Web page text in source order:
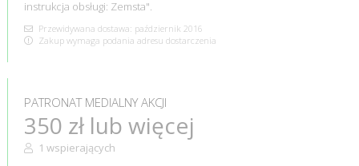
instrukcja obsługi: Zemsta".
Przewidywana dostawa: październik 2016
Zakup wymaga podania adresu dostarczenia
PATRONAT MEDIALNY AKCJI
350 zł lub więcej
1 wspierających